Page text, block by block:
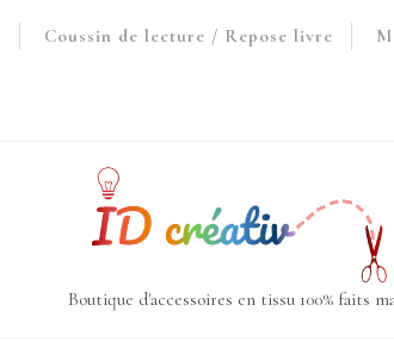
Coussin de lecture / Repose livre
Boutique d'accessoires en tissu 100% faits